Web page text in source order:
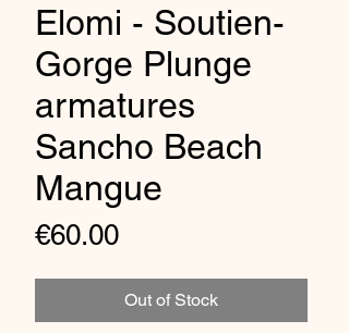
Elomi - Soutien-
Gorge Plunge
armatures
Sancho Beach
Mangue
€60.00Price
Out of Stock